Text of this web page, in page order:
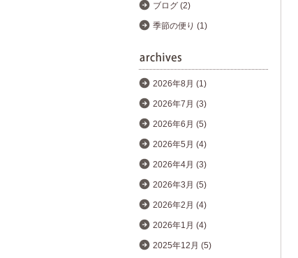
ブログ (2)
季節の便り (1)
2026年8月 (1)
2026年7月 (3)
2026年6月 (5)
2026年5月 (4)
2026年4月 (3)
2026年3月 (5)
2026年2月 (4)
2026年1月 (4)
2025年12月 (5)